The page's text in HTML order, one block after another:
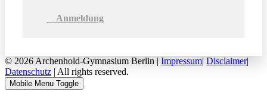
Anmeldung
© 2026 Archenhold-Gymnasium Berlin | Impressum| Disclaimer|
Datenschutz | All rights reserved.
Mobile Menu Toggle